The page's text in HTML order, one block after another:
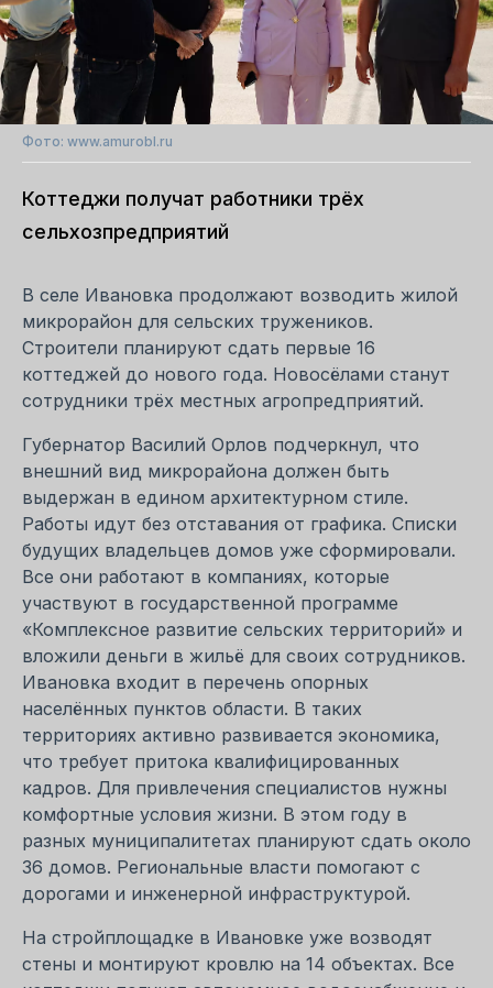
Фото: www.amurobl.ru
Коттеджи получат работники трёх
сельхозпредприятий
В селе Ивановка продолжают возводить жилой
микрорайон для сельских тружеников.
Строители планируют сдать первые 16
коттеджей до нового года. Новосёлами станут
сотрудники трёх местных агропредприятий.
Губернатор Василий Орлов подчеркнул, что
внешний вид микрорайона должен быть
выдержан в едином архитектурном стиле.
Работы идут без отставания от графика. Списки
будущих владельцев домов уже сформировали.
Все они работают в компаниях, которые
участвуют в государственной программе
«Комплексное развитие сельских территорий» и
вложили деньги в жильё для своих сотрудников.
Ивановка входит в перечень опорных
населённых пунктов области. В таких
территориях активно развивается экономика,
что требует притока квалифицированных
кадров. Для привлечения специалистов нужны
комфортные условия жизни. В этом году в
разных муниципалитетах планируют сдать около
36 домов. Региональные власти помогают с
дорогами и инженерной инфраструктурой.
На стройплощадке в Ивановке уже возводят
стены и монтируют кровлю на 14 объектах. Все